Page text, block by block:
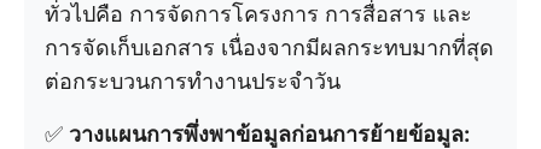
ทั่วไปคือ การจัดการโครงการ การสื่อสาร และ
การจัดเก็บเอกสาร เนื่องจากมีผลกระทบมากที่สุด
ต่อกระบวนการทำงานประจำวัน
✅ วางแผนการพึ่งพาข้อมูลก่อนการย้ายข้อมูล: